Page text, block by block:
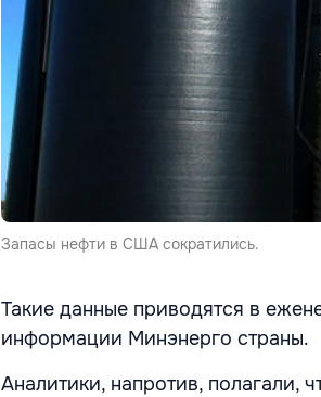
Запасы нефти в США сократились.
Такие данные приводятся в
информации Минэнерго страны.
Аналитики, напротив, полагали,